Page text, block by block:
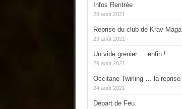
Infos Rentrée
29 août 2021
Reprise du club de Krav Maga
29 août 2021
Un vide grenier … enfin !
29 août 2021
Occitane Twirling … la reprise
24 août 2021
Départ de Feu